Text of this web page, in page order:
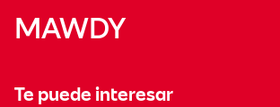
MAWDY
Te puede interesar